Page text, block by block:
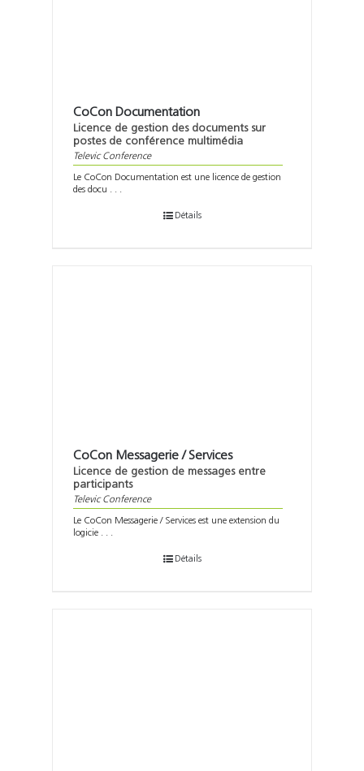
CoCon Documentation
Licence de gestion des documents sur
postes de conférence multimédia
Televic Conference
Le CoCon Documentation est une licence de gestion
des docu . . .
Détails
CoCon Messagerie / Services
Licence de gestion de messages entre
participants
Televic Conference
Le CoCon Messagerie / Services est une extension du
logicie . . .
Détails